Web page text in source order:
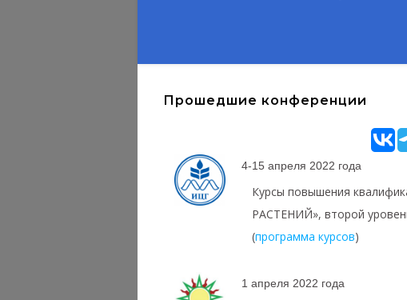
Прошедшие конференции
4-15 апреля 2022 года
Курсы повышения
РАСТЕНИЙ», второй
(программа курсов)
1 апреля 2022 года